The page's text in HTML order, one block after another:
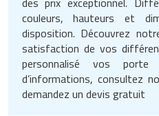
couleurs, hauteurs et
disposition. Découvrez
satisfaction de vos
personnalisé vos
d’informations, consultez
demandez un devis gratuit